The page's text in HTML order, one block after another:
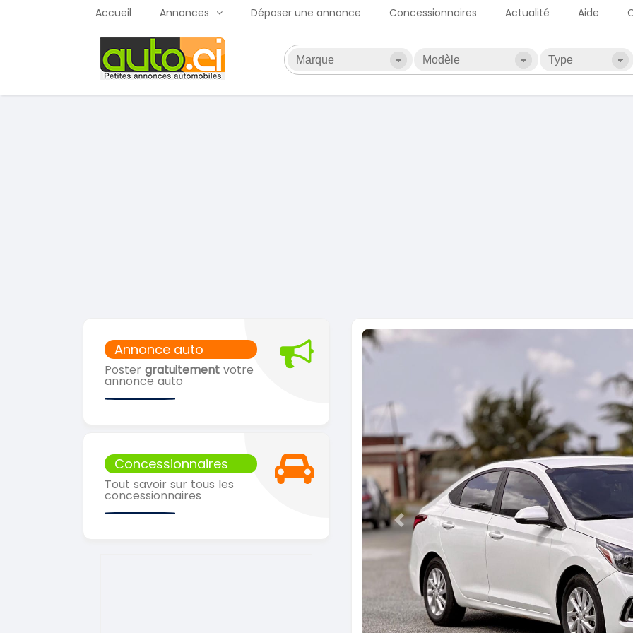
Accueil Annonces Déposer une annonce Concessionnaires Actualité Aide
Annonce auto
Poster gratuitement votre
annonce auto
Concessionnaires
Tout savoir sur tous les
concessionnaires
Previous